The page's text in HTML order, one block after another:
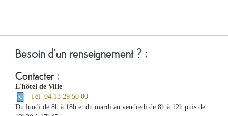
Besoin d'un renseignement ? :
Contacter :
L'hôtel de Ville
Tél. 04 13 29 50 00
Du lundi de 8h à 18h et du mardi au vendredi de 8h à 12h puis de